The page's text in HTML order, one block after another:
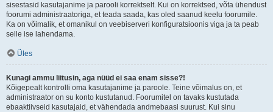
sisestasid kasutajanime ja parooli korrektselt. Kui on korrektsed, võta ühendust
foorumi administraatoriga, et teada saada, kas oled saanud keelu foorumile.
Ka on võimalik, et omanikul on veebiserveri konfiguratsioonis viga ja ta peab
selle ise lahendama.
Üles
Kunagi ammu liitusin, aga nüüd ei saa enam sisse?!
Kõigepealt kontrolli oma kasutajanime ja paroole. Teine võimalus on, et
administraator on su konto kustutanud. Foorumitel on tavaks kustutada
ebaaktiivseid kasutajaid, et vähendada andmebaasi suurust. Kui sinu